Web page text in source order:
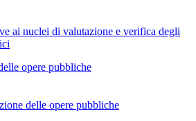
ai nuclei di valutazione e verifica degli
opere pubbliche
delle opere pubbliche